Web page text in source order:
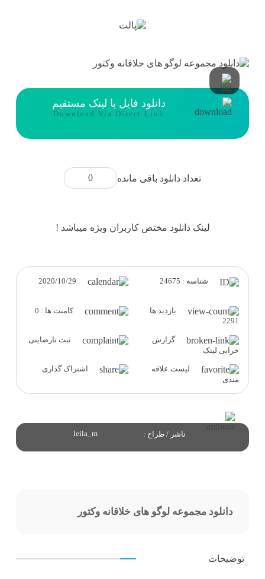
دانلود فایل با لینک مستقیم
Download Via Direct Link
تعداد دانلود باقی مانده 0
لینک دانلود مختص کاربران ویژه میباشد !
شناسه : 24675
بازدید ها:
2291
کامنت ها : 0
گزارش
خرابی لینک
ثبت نارضایتی
لیست علاقه
مندی
اشتراک گذاری
ناشر / طراح : leila_m
دانلود مجموعه لوگو های خلاقانه وکتور
توضیحات